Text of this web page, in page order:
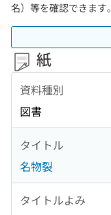
名）等を確認できます。
紙
資料種別
図書
タイトル
名物裂
タイトルよみ